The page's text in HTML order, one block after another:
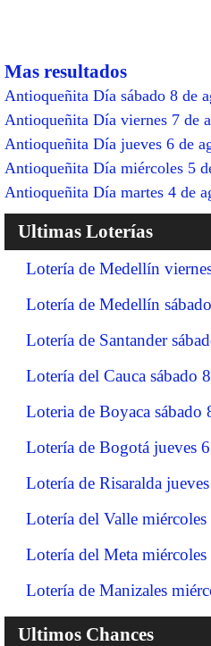
Mas resultados
Antioqueñita Día sábado 8 de
Antioqueñita Día viernes 7 de
Antioqueñita Día jueves 6 de
Antioqueñita Día miércoles 5
Antioqueñita Día martes 4 de
Ultimas Loterías
Lotería de Medellín
Lotería de Medellín
Lotería de Santander
Lotería del Cauca sábado
Loteria de Boyaca sábado
Lotería de Bogotá jueves
Lotería de Risaralda
Lotería del Valle
Lotería del Meta
Lotería de Manizales
Ultimos Chances